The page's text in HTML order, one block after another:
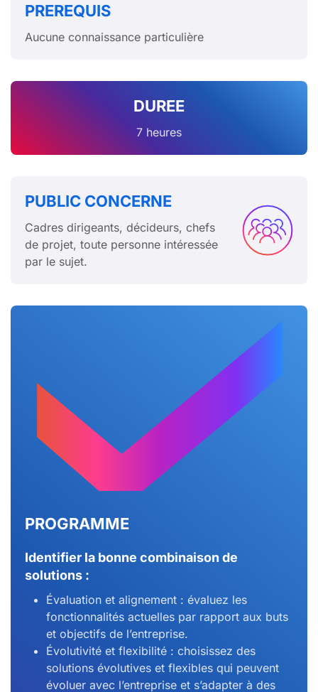
PREREQUIS
Aucune connaissance particulière
DUREE
7 heures
PUBLIC CONCERNE
Cadres dirigeants, décideurs, chefs
de projet, toute personne intéressée
par le sujet.
PROGRAMME
Identifier la bonne combinaison de
solutions :
Évaluation et alignement : évaluez les
fonctionnalités actuelles par rapport aux buts
et objectifs de l’entreprise.
Évolutivité et flexibilité : choisissez des
solutions évolutives et flexibles qui peuvent
évoluer avec l’entreprise et s’adapter à des